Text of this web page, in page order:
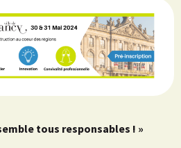
tous responsables ! »